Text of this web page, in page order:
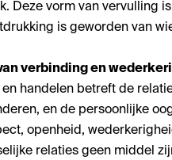
Deze vorm van vervulling
is geworden van
verbinding en
handelen betreft de
en de persoonlijke
openheid,
relaties geen middel